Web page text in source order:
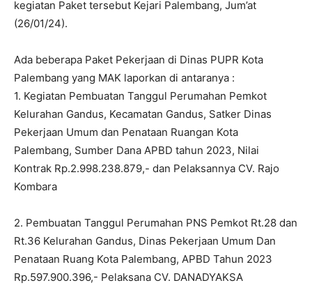
kegiatan Paket tersebut Kejari Palembang, Jum’at
(26/01/24).
Ada beberapa Paket Pekerjaan di Dinas PUPR Kota
Palembang yang MAK laporkan di antaranya :
1. Kegiatan Pembuatan Tanggul Perumahan Pemkot
Kelurahan Gandus, Kecamatan Gandus, Satker Dinas
Pekerjaan Umum dan Penataan Ruangan Kota
Palembang, Sumber Dana APBD tahun 2023, Nilai
Kontrak Rp.2.998.238.879,- dan Pelaksannya CV. Rajo
Kombara
2. Pembuatan Tanggul Perumahan PNS Pemkot Rt.28 dan
Rt.36 Kelurahan Gandus, Dinas Pekerjaan Umum Dan
Penataan Ruang Kota Palembang, APBD Tahun 2023
Rp.597.900.396,- Pelaksana CV. DANADYAKSA